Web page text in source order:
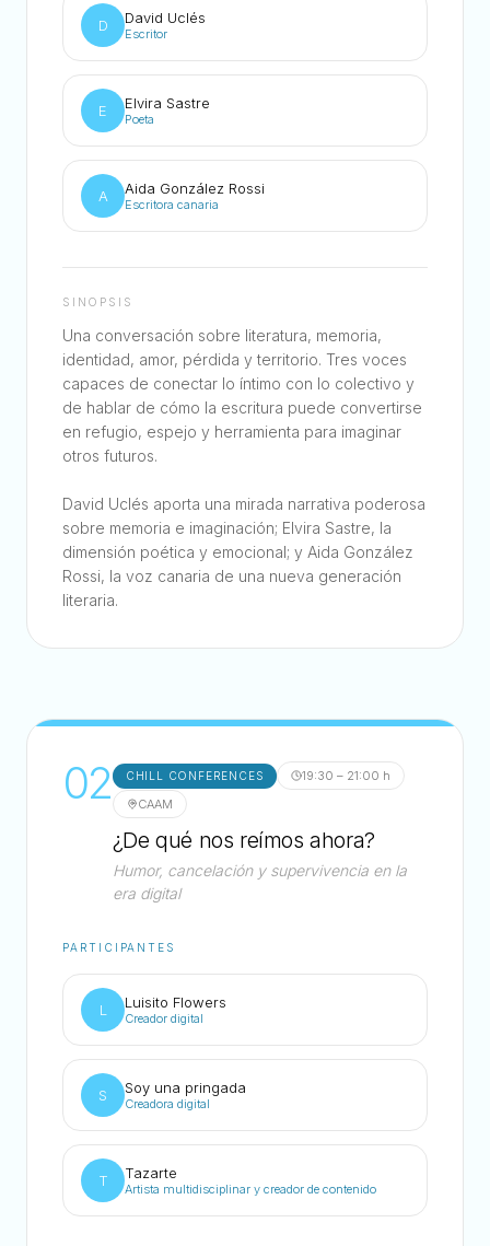
D David Uclés
Escritor
E Elvira Sastre
Poeta
A Aida González Rossi
Escritora canaria
SINOPSIS
Una conversación sobre literatura, memoria,
identidad, amor, pérdida y territorio. Tres voces
capaces de conectar lo íntimo con lo colectivo y
de hablar de cómo la escritura puede convertirse
en refugio, espejo y herramienta para imaginar
otros futuros.
David Uclés aporta una mirada narrativa poderosa
sobre memoria e imaginación; Elvira Sastre, la
dimensión poética y emocional; y Aida González
Rossi, la voz canaria de una nueva generación
literaria.
02 CHILL CONFERENCES
19:30 – 21:00 h
CAAM
¿De qué nos reímos ahora?
Humor, cancelación y supervivencia en la
era digital
PARTICIPANTES
L Luisito Flowers
Creador digital
S Soy una pringada
Creadora digital
T Tazarte
Artista multidisciplinar y creador de contenido